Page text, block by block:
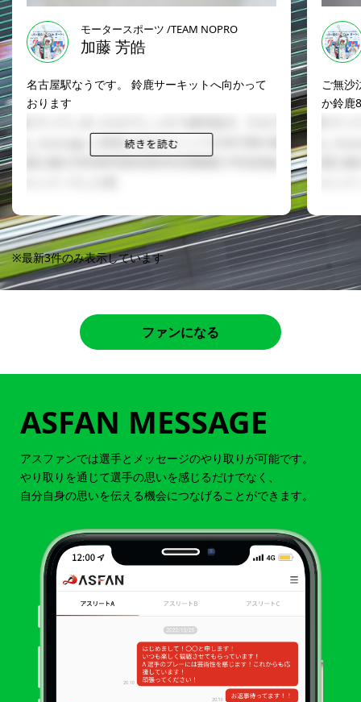
モータースポーツ /TEAM NOPRO
加藤 芳皓
名古屋駅なうです。 鈴鹿サーキットへ向かって
おります
ご無沙
か鈴鹿
※最新3件のみ表示しています
ファンになる
ASFAN MESSAGE
アスファンでは選手とメッセージのやり取りが可能です。
やり取りを通じて選手の思いを感じるだけでなく、
自分自身の思いを伝える機会につなげることができます。